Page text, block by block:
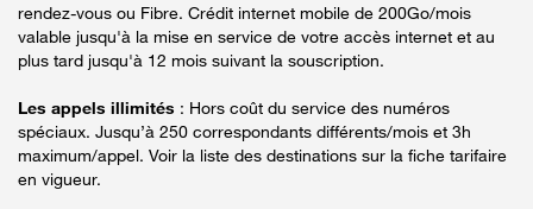
rendez-vous ou Fibre. Crédit internet mobile de 200Go/mois
valable jusqu'à la mise en service de votre accès internet et au
plus tard jusqu'à 12 mois suivant la souscription.
Les appels illimités : Hors coût du service des numéros
spéciaux. Jusqu’à 250 correspondants différents/mois et 3h
maximum/appel. Voir la liste des destinations sur la fiche tarifaire
en vigueur.